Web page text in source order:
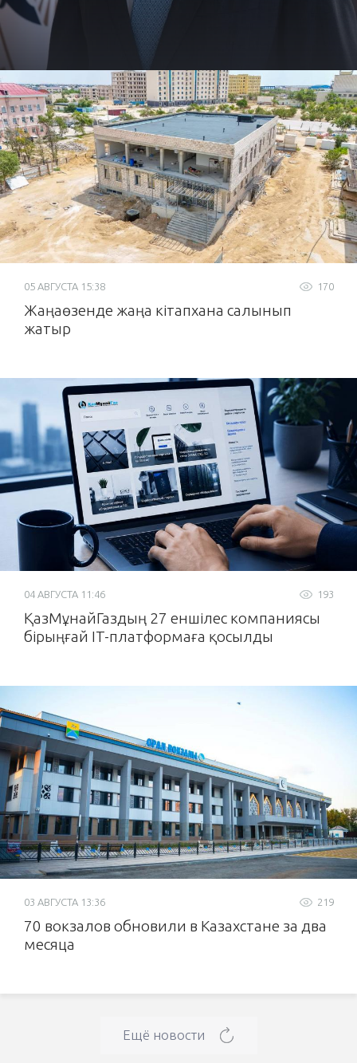
170
05 АВГУСТА 15:38
Жаңаөзенде жаңа кітапхана салынып
жатыр
193
04 АВГУСТА 11:46
ҚазМұнайГаздың 27 еншілес компаниясы
бірыңғай IT-платформаға қосылды
219
03 АВГУСТА 13:36
70 вокзалов обновили в Казахстане за два
месяца
Ещё новости